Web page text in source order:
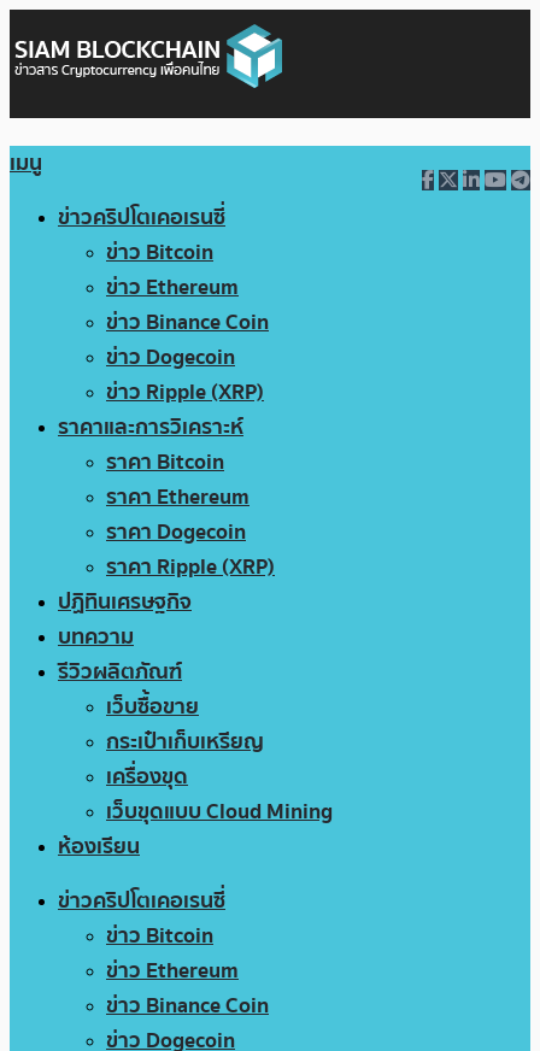
เมนู
ข่าวคริปโตเคอเรนซี่
ข่าว Bitcoin
ข่าว Ethereum
ข่าว Binance Coin
ข่าว Dogecoin
ข่าว Ripple (XRP)
ราคาและการวิเคราะห์
ราคา Bitcoin
ราคา Ethereum
ราคา Dogecoin
ราคา Ripple (XRP)
ปฏิทินเศรษฐกิจ
บทความ
รีวิวผลิตภัณฑ์
เว็บซื้อขาย
กระเป๋าเก็บเหรียญ
เครื่องขุด
เว็บขุดแบบ Cloud Mining
ห้องเรียน
ข่าวคริปโตเคอเรนซี่
ข่าว Bitcoin
ข่าว Ethereum
ข่าว Binance Coin
ข่าว Dogecoin